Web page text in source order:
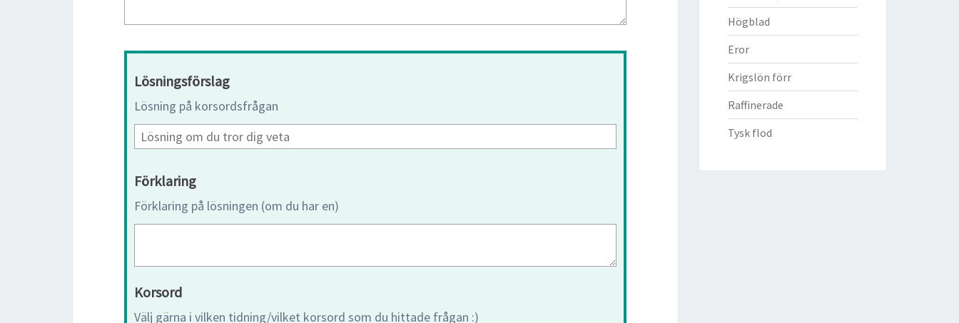
Lösningsförslag
Lösning på korsordsfrågan
Förklaring
Förklaring på lösningen (om du har en)
Korsord
Välj gärna i vilken tidning/vilket korsord som du hittade frågan :)
Högblad
Eror
Krigslön förr
Raffinerade
Tysk flod